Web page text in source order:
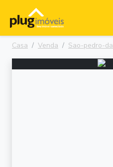
Casa Venda Sao-pedro-